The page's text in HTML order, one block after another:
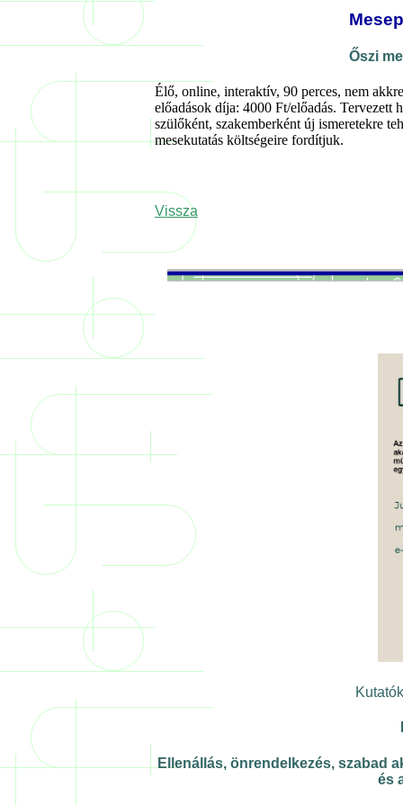
Őszi
Élő, online, interaktív, 90 perces, nem
előadások díja: 4000 Ft/előadás. Tervezett
szülőként, szakemberként új ismeretekre
mesekutatás költségeire fordítjuk.
Vissza
Ellenállás, önrendelkezés, szabad
és